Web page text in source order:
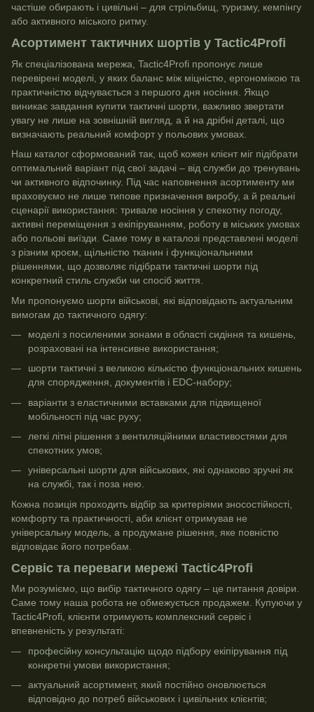
частіше обирають і цивільні – для стрільбищ, туризму, кемпінгу
або активного міського ритму.
Асортимент тактичних шортів у Tactic4Profi
Як спеціалізована мережа, Tactic4Profi пропонує лише
перевірені моделі, у яких баланс між міцністю, ергономікою та
практичністю відчувається з першого дня носіння. Якщо
виникає завдання купити тактичні шорти, важливо звертати
увагу не лише на зовнішній вигляд, а й на дрібні деталі, що
визначають реальний комфорт у польових умовах.
Наш каталог сформований так, щоб кожен клієнт міг підібрати
оптимальний варіант під свої задачі – від служби до тренувань
чи активного відпочинку. Під час наповнення асортименту ми
враховуємо не лише типове призначення виробу, а й реальні
сценарії використання: тривале носіння у спекотну погоду,
активні переміщення з екіпіруванням, роботу в міських умовах
або польові виїзди. Саме тому в каталозі представлені моделі
з різним кроєм, щільністю тканин і функціональними
рішеннями, що дозволяє підібрати тактичні шорти під
конкретний стиль служби чи спосіб життя.
Ми пропонуємо шорти військові, які відповідають актуальним
вимогам до тактичного одягу:
моделі з посиленими зонами в області сидіння та кишень,
розраховані на інтенсивне використання;
шорти тактичні з великою кількістю функціональних кишень
для спорядження, документів і EDC-набору;
варіанти з еластичними вставками для підвищеної
мобільності під час руху;
легкі літні рішення з вентиляційними властивостями для
спекотних умов;
універсальні шорти для військових, які однаково зручні як
на службі, так і поза нею.
Кожна позиція проходить відбір за критеріями зносостійкості,
комфорту та практичності, аби клієнт отримував не
універсальну модель, а продумане рішення, яке повністю
відповідає його потребам.
Сервіс та переваги мережі Tactic4Profi
Ми розуміємо, що вибір тактичного одягу – це питання довіри.
Саме тому наша робота не обмежується продажем. Купуючи у
Tactic4Profi, клієнти отримують комплексний сервіс і
впевненість у результаті:
професійну консультацію щодо підбору екіпірування під
конкретні умови використання;
актуальний асортимент, який постійно оновлюється
відповідно до потреб військових і цивільних клієнтів;